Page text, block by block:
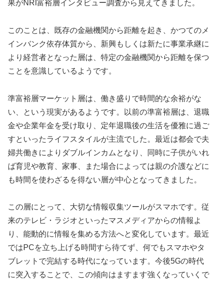
果がNRI富裕層インタビュー調査から見えてきました。
このことは、既存の金融機関から距離を起き、かつてのメ
インバンク依存体質から、新興もしくは新たに事業承継に
より経営者となった層は、特定の金融機関から距離を保つ
ことを意識しているようです。
準富裕層マーケット層は、働き盛りで時間的な余裕がな
い、という現実があるようです。以前の準富裕層は、退職
金や企業年金を受け取り、定年退職後の生活を優雅に過ご
すといったライフスタイルが主流でした。最近は都会で夫
婦共働きによりダブルインカムとなり、同時に子供がいれ
ば育児や教育、家事、また場合によっては親の介護などに
も時間を使わざるを得ない層が中心となってきました。
この層にとって、大切な情報収集ツールがスマホです。従
来のテレビ・ラジオといったマスメディアからの情報よ
り、能動的に情報を集める方法へと変化しています。最近
ではPCを立ち上げる時間すら待てず、何でもスマホやタ
ブレットで完結する時代になっています。今後5Gの時代
に突入することで、この傾向はますます強くなっていくで